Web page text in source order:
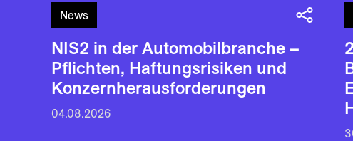
News
NIS2 in der Automobilbranche –
Pflichten, Haftungsrisiken und
Konzernherausforderungen
04.08.2026